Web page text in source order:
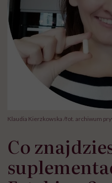
Klaudia Kierzkowska /fot. archiwum
Co